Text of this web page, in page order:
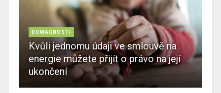
DOMÁCNOSTI
Kvůli jednomu údaji ve smlouvě na
energie můžete přijít o právo na její
ukončení